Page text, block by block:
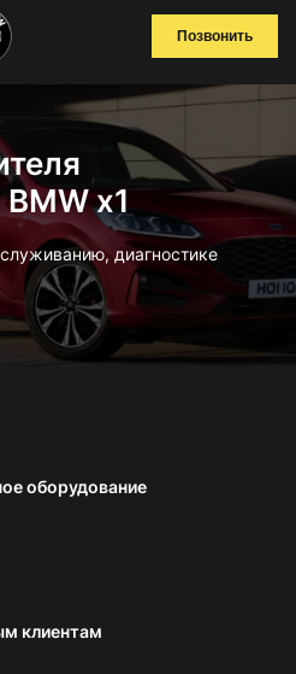
Позвонить
x1
диагностике
оборудование
клиентам